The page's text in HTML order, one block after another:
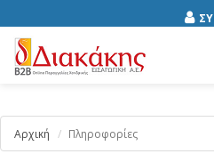
Αρχική Πληροφορίες